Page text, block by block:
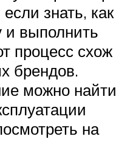
знать, как
и выполнить
процесс схож
брендов.
можно найти
на